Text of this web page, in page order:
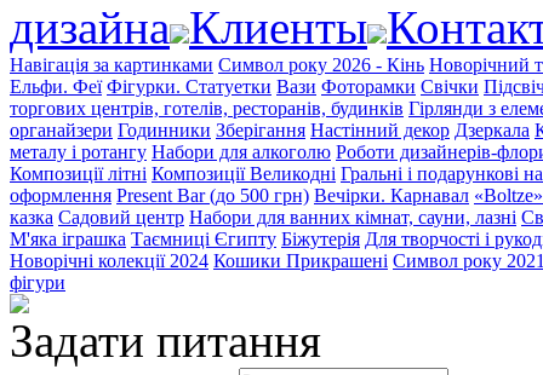
дизайна Клиенты
Навігація за картинками Символ року 2026 - Кінь Новорічний
Ельфи. Феї Фігурки. Статуетки Вази Фоторамки Свічки
торгових центрів, готелів, ресторанів, будинків Гірлянди з
органайзери Годинники Зберігання Настінний декор Дзеркала
металу і ротангу Набори для алкоголю Роботи дизайнерів-
Композиції літні Композиції Великодні Гральні і подарункові
оформлення Present Bar (до 500 грн) Вечірки. Карнавал
казка Садовий центр Набори для ванних кімнат, сауни, лазні
М'яка іграшка Таємниці Єгипту Біжутерія Для творчості і
Новорічні колекції 2024 Кошики Прикрашені Символ року
фігури
Задати питання